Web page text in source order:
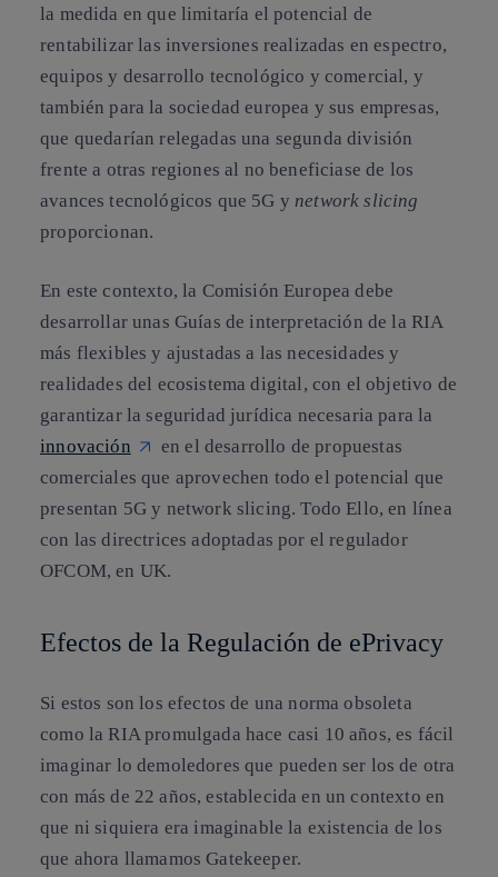
la medida en que limitaría el potencial de
rentabilizar las inversiones realizadas en espectro,
equipos y desarrollo tecnológico y comercial, y
también para la sociedad europea y sus empresas,
que quedarían relegadas una segunda división
frente a otras regiones al no beneficiase de los
avances tecnológicos que 5G y network slicing
proporcionan.
En este contexto, la Comisión Europea debe
desarrollarunas Guías de interpretación de la RIA
más flexibles y ajustadas a las necesidades y
realidades del ecosistema digital, con el objetivo de
garantizar la seguridad jurídica necesaria para la
innovación
en el desarrollo de propuestas
comerciales que aprovechen todo el potencial que
presentan 5G y network slicing. Todo Ello, en línea
con las directrices adoptadas por el regulador
OFCOM, en UK.
Efectos de la Regulación de ePrivacy
Si estos son los efectos de una norma obsoleta
como la RIA promulgada hace casi 10 años, es fácil
imaginar lo demoledores que pueden ser los de otra
con más de 22 años, establecida en un contexto en
que ni siquiera era imaginable la existencia de los
que ahora llamamos Gatekeeper.